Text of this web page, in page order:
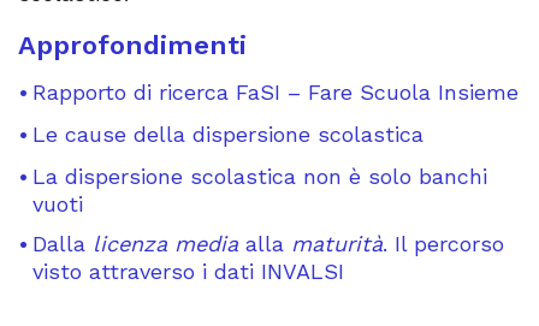
Approfondimenti
Rapporto di ricerca FaSI – Fare Scuola Insieme
Le cause della dispersione scolastica
La dispersione scolastica non è solo banchi
vuoti
Dalla licenza media alla maturità. Il percorso
visto attraverso i dati INVALSI